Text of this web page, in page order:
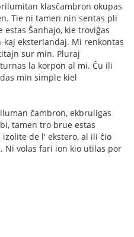
klasĉambron okupas
Tie ni tamen nin sentas pli
Ŝanhajo, kie troviĝas
eksterlandaj. Mi renkontas
sur min. Pluraj
la korpon al mi. Ĉu ili
min simple kiel
ĉambron, ekbruligas
tamen tro brue estas
de l' ekstero, al ili ĉio
Ni volas fari ion kio utilas por